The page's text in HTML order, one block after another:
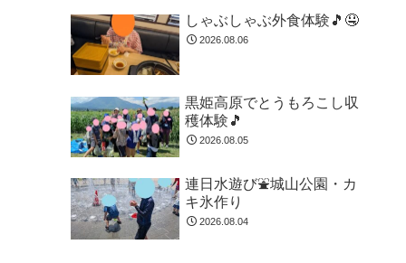
しゃぶしゃぶ外食体験🎵🤤
2026.08.06
黒姫高原でとうもろこし収
穫体験🎵
2026.08.05
連日水遊び⛲城山公園・カ
キ氷作り
2026.08.04